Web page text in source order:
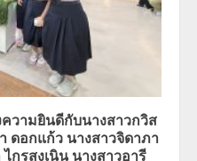
วามยินดีกับนางสาวกวิส
ดอกแก้ว นางสาวจิดาภา
กรสูงเนิน นางสาวอารี